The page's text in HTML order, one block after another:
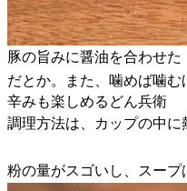
豚の旨みに醤油を合わせ
だとか。また、噛めば噛む
辛みも楽しめるどん兵衛
調理方法は、カップの中に
粉の量がスゴいし、スープ